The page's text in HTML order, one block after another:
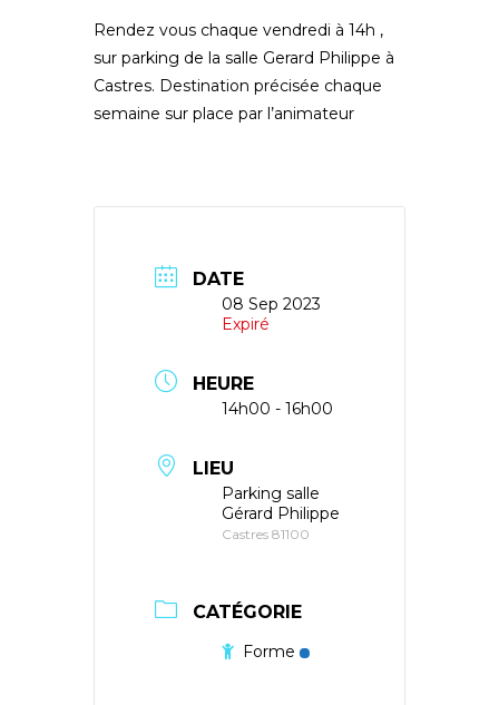
Rendez vous chaque vendredi à 14h ,
sur parking de la salle Gerard Philippe à
Castres. Destination précisée chaque
semaine sur place par l’animateur
DATE
08 Sep 2023
Expiré
HEURE
14h00 - 16h00
LIEU
Parking salle
Gérard Philippe
Castres 81100
CATÉGORIE
Forme